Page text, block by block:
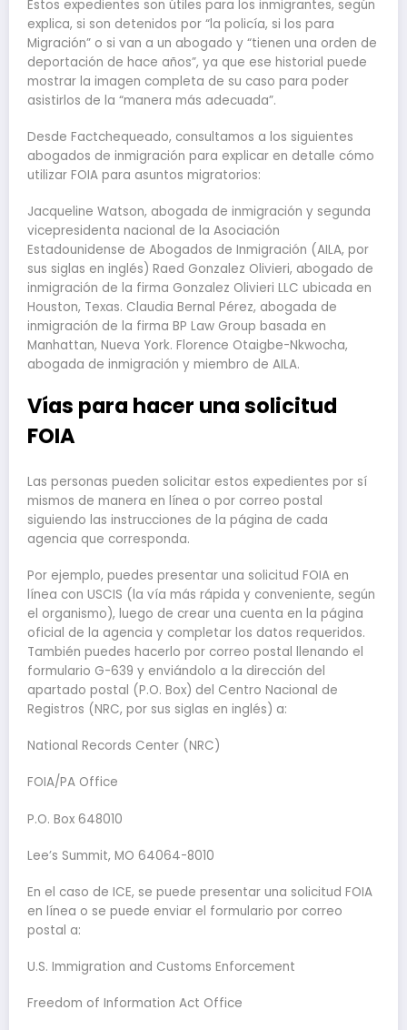
Estos expedientes son útiles para los inmigrantes, según
explica, si son detenidos por “la policía, si los para
Migración” o si van a un abogado y “tienen una orden de
deportación de hace años”, ya que ese historial puede
mostrar la imagen completa de su caso para poder
asistirlos de la “manera más adecuada”.
Desde Factchequeado, consultamos a los siguientes
abogados de inmigración para explicar en detalle cómo
utilizar FOIA para asuntos migratorios:
Jacqueline Watson, abogada de inmigración y segunda
vicepresidenta nacional de la Asociación
Estadounidense de Abogados de Inmigración (AILA, por
sus siglas en inglés) Raed Gonzalez Olivieri, abogado de
inmigración de la firma Gonzalez Olivieri LLC ubicada en
Houston, Texas. Claudia Bernal Pérez, abogada de
inmigración de la firma BP Law Group basada en
Manhattan, Nueva York. Florence Otaigbe-Nkwocha,
abogada de inmigración y miembro de AILA.
Vías para hacer una solicitud
FOIA
Las personas pueden solicitar estos expedientes por sí
mismos de manera en línea o por correo postal
siguiendo las instrucciones de la página de cada
agencia que corresponda.
Por ejemplo, puedes presentar una solicitud FOIA en
línea con USCIS (la vía más rápida y conveniente, según
el organismo), luego de crear una cuenta en la página
oficial de la agencia y completar los datos requeridos.
También puedes hacerlo por correo postal llenando el
formulario G-639 y enviándolo a la dirección del
apartado postal (P.O. Box) del Centro Nacional de
Registros (NRC, por sus siglas en inglés) a:
National Records Center (NRC)
FOIA/PA Office
P.O. Box 648010
Lee’s Summit, MO 64064-8010
En el caso de ICE, se puede presentar una solicitud FOIA
en línea o se puede enviar el formulario por correo
postal a:
U.S. Immigration and Customs Enforcement
Freedom of Information Act Office